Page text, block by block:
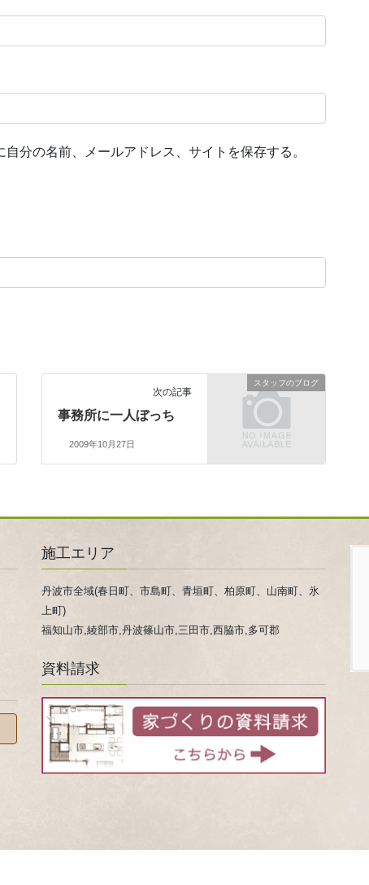
分の名前、メールアドレス、サイトを保存する。
スタッフのブログ
次の記事
事務所に一人ぼっち
2009年10月27日
施工エリア
丹波市全域(春日町、市島町、青垣町、柏原町、山南町、氷
上町)
福知山市,綾部市,丹波篠山市,三田市,西脇市,多可郡
資料請求